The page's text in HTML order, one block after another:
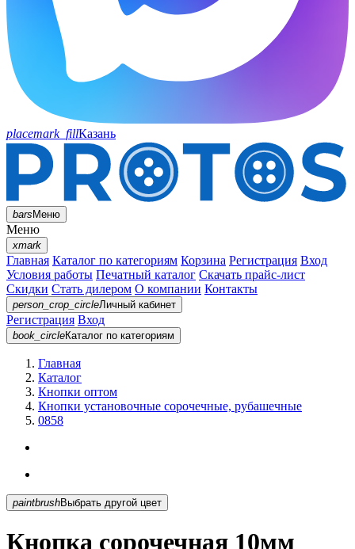
placemark_fillКазань
barsМеню
Меню
xmark
Главная Каталог по категориям Корзина Регистрация Вход
Условия работы Печатный каталог Скачать прайс-лист
Скидки Стать дилером О компании Контакты
person_crop_circleЛичный кабинет
Регистрация Вход
book_circleКаталог по категориям
Главная
Каталог
Кнопки оптом
Кнопки установочные сорочечные, рубашечные
0858
paintbrush Выбрать другой цвет
Кнопка сорочечная 10мм